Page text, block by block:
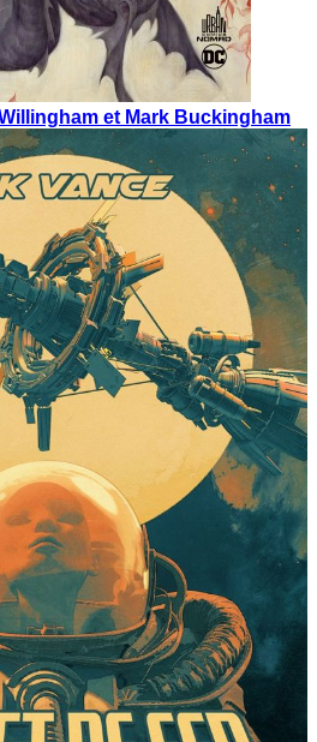
et Mark Buckingham